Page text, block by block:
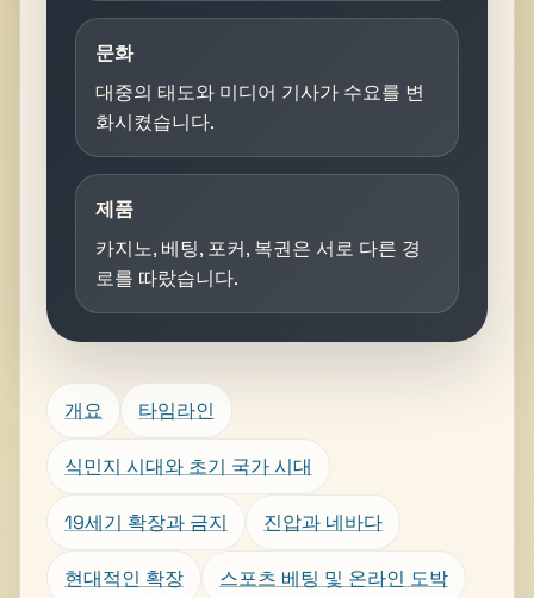
문화
대중의 태도와 미디어 기사가 수요를 변
화시켰습니다.
제품
카지노, 베팅, 포커, 복권은 서로 다른 경
로를 따랐습니다.
개요 타임라인
식민지 시대와 초기 국가 시대
19세기 확장과 금지 진압과 네바다
현대적인 확장 스포츠 베팅 및 온라인 도박